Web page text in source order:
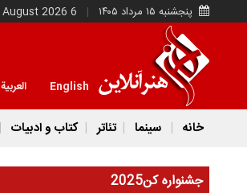
پنجشنبه ۱۵ مرداد ۱۴۰۵ 6 August 2026
English العربية
خانه سینما تئاتر کتاب و ادبیات
جشنواره کن2025